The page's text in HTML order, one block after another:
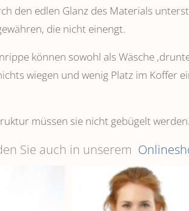
den edlen Glanz des Materials
die nicht einengt.
können sowohl als Wäsche
wiegen und wenig Platz im
müssen sie nicht gebügelt werden.
Sie auch in unserem